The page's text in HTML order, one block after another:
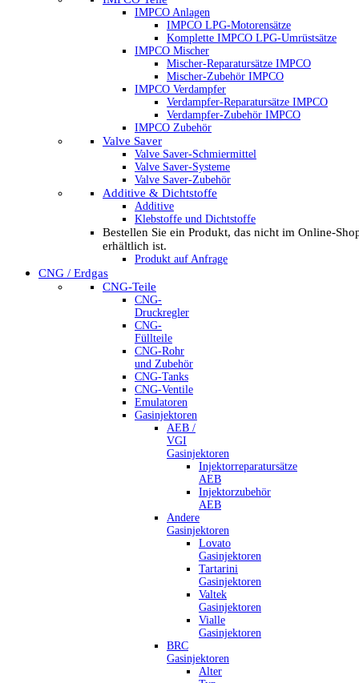
IMPCO Anlagen
IMPCO LPG-Motorensätze
Komplette IMPCO LPG-Umrüstsätze
IMPCO Mischer
Mischer-Reparatursätze IMPCO
Mischer-Zubehör IMPCO
IMPCO Verdampfer
Verdampfer-Reparatursätze IMPCO
Verdampfer-Zubehör IMPCO
IMPCO Zubehör
Valve Saver
Valve Saver-Schmiermittel
Valve Saver-Systeme
Valve Saver-Zubehör
Additive & Dichtstoffe
Additive
Klebstoffe und Dichtstoffe
Bestellen Sie ein Produkt, das nicht im Online-
erhältlich ist.
Produkt auf Anfrage
CNG / Erdgas
CNG-Teile
CNG-
Druckregler
CNG-
Füllteile
CNG-Rohr
und Zubehör
CNG-Tanks
CNG-Ventile
Emulatoren
Gasinjektoren
AEB /
VGI
Gasinjektoren
Injektorreparatursätze
AEB
Injektorzubehör
AEB
Andere
Gasinjektoren
Lovato
Gasinjektoren
Tartarini
Gasinjektoren
Valtek
Gasinjektoren
Vialle
Gasinjektoren
BRC
Gasinjektoren
Alter